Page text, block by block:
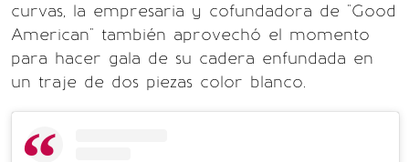
curvas, la empresaria y cofundadora de "Good
American" también aprovechó el momento
para hacer gala de su cadera enfundada en
un traje de dos piezas color blanco.